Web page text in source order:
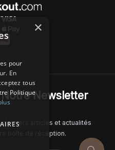
Newsletter
derniers articles et actualités
boîte de réception.
×
pour
En
tous
Politique